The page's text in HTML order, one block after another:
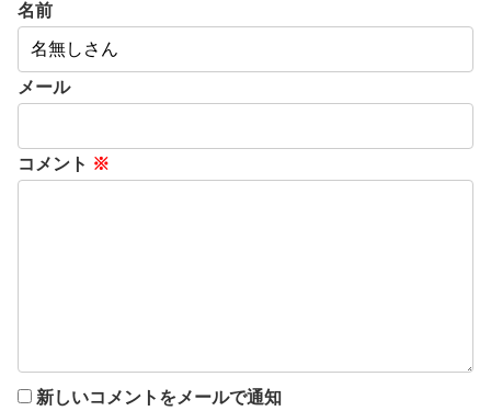
名前
メール
コメント ※
新しいコメントをメールで通知